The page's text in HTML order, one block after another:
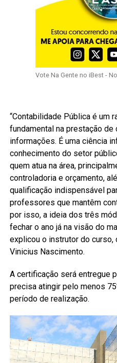
Vote Na Gente no iBest -
“Contabilidade Pública é um
fundamental na prestação
informações. É uma ciência
conhecimento do setor
quem atua na área,
controladoria e orçamento,
qualificação indispensável
professores que mantêm
por isso, a ideia dos três
fechar o ano já na visão do
explicou o instrutor do curso,
Vinicius Nascimento.
A certificação será entregue
precisa atingir pelo menos
período de realização.